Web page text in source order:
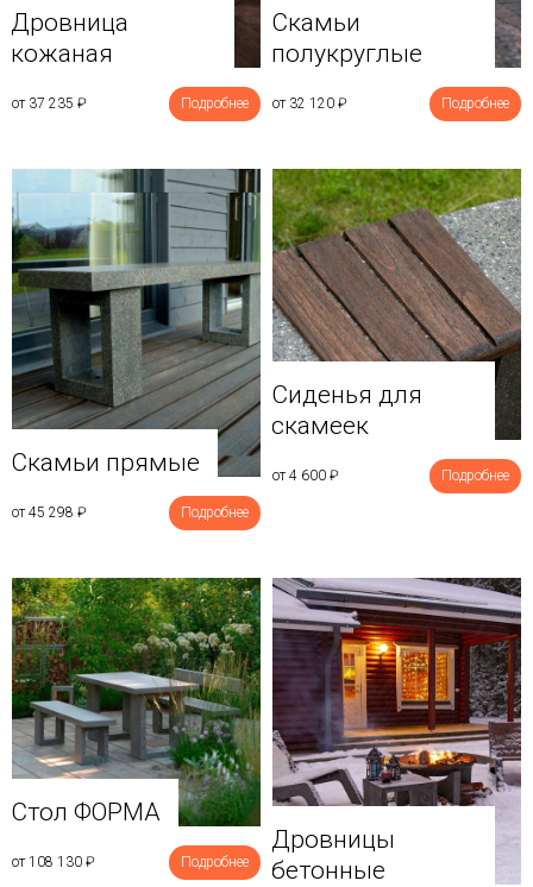
Дровница
кожаная
от 37 235 ₽ Подробнее
Скамьи
полукруглые
от 32 120 ₽ Подробнее
Скамьи прямые
от 45 298 ₽ Подробнее
Сиденья для
скамеек
от 4 600 ₽ Подробнее
Стол ФОРМА
от 108 130 ₽ Подробнее
Дровницы
бетонные